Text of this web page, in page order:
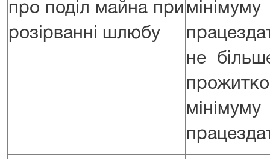
про поділ майна при
розірванні шлюбу
не